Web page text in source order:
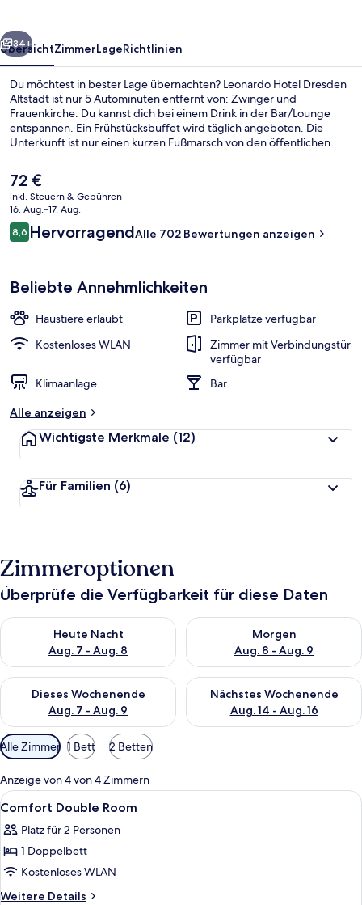
Weiter
34+
ÜbersichtZimmerLageRichtlinien
Du möchtest in bester Lage übernachten? Leonardo Hotel Dresden
Altstadt ist nur 5 Autominuten entfernt von: Zwinger und
Frauenkirche. Du kannst dich bei einem Drink in der Bar/Lounge
entspannen. Ein Frühstücksbuffet wird täglich angeboten. Die
Unterkunft ist nur einen kurzen Fußmarsch von den öffentlichen
Weißeritzstraße) bzw. 3 Minuten (Station Kongresszentrum).
Der
aktuelle
Preis
beträgt
72 €.
72 €
inkl. Steuern & Gebühren
16. Aug.–17. Aug.
Bewertungen
8,68,6 von 10.
HervorragendAlle 702 Bewertungen anzeigen
Beliebte Annehmlichkeiten
Haustiere erlaubt
Parkplätze verfügbar
Kostenloses WLAN
Zimmer mit Verbindungstür
verfügbar
Klimaanlage
Bar
Alle anzeigen
Wichtigste Merkmale (12)
Für Familien (6)
Zimmeroptionen
Überprüfe die Verfügbarkeit für diese Daten
Heute Nacht
Aug. 7 - Aug. 8
Überprüfe die Verfügbarkeit für heute Nacht, Aug. 7 - Aug. 8.
Morgen
Aug. 8 - Aug. 9
Überprüfe die Verfügbarkeit
Dieses Wochenende
Aug. 7 - Aug. 9
Überprüfe die Verfügbarkeit für dieses Wochenende, Aug. 7
Nächstes Wochenende
Aug. 14 - Aug. 16
Überprüfe die Verfügbarkeit
Verfügbare
Filter
für
Zimmer
Alle Zimmer 1 Bett 2 Betten
Anzeige von 4 von 4 Zimmern
Alle
Fotos
für
Comfort
Double
Room
Ein Hotelzimmer mit einem großen
8
Comfort Double Room
Platz für 2 Personen
1 Doppelbett
Kostenloses WLAN
Weitere Details
Weitere